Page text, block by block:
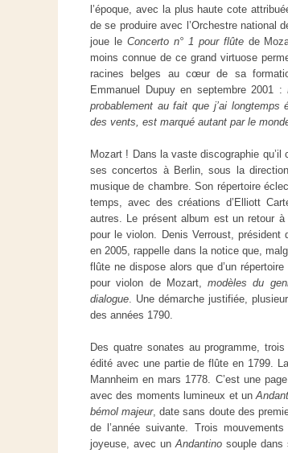
l’époque, avec la plus haute cote
de se produire avec l’Orchestre national
joue le Concerto n° 1 pour flûte de
moins connue de ce grand virtuose
racines belges au cœur de sa
Emmanuel Dupuy en septembre 2001 :
probablement au fait que j’ai
des vents, est marqué autant par le
Mozart ! Dans la vaste discographie
ses concertos à Berlin, sous la
musique de chambre. Son répertoire
temps, avec des créations d’Elliott
autres. Le présent album est un retour
pour le violon. Denis Verroust, président
en 2005, rappelle dans la notice que,
flûte ne dispose alors que d’un
pour violon de Mozart,modèles du
dialogue. Une démarche justifiée,
des années 1790.
Des quatre sonates au programme,
édité avec une partie de flûte en 1799.
Mannheim en mars 1778. C’est une
avec des moments lumineux et un
bémol majeur, date sans doute des
de l’année suivante. Trois
joyeuse, avec unAndantinosouple dans